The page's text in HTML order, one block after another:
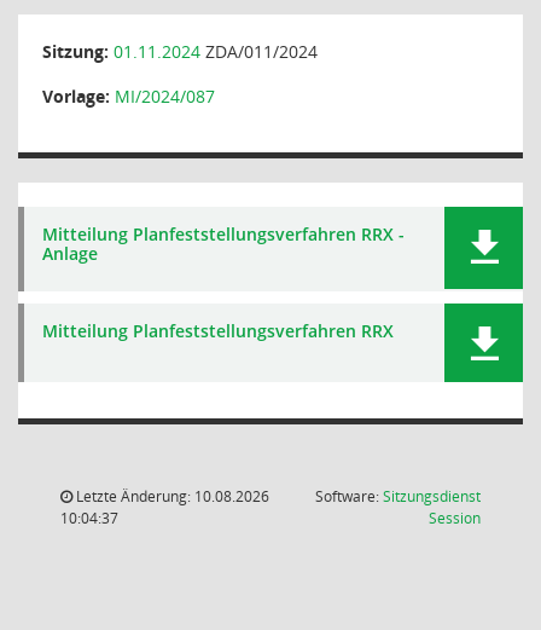
Sitzung: 01.11.2024 ZDA/011/2024
Vorlage: MI/2024/087
Mitteilung Planfeststellungsverfahren RRX -
Anlage
Mitteilung Planfeststellungsverfahren RRX
Letzte Änderung: 10.08.2026
10:04:37
Software:Sitzungsdienst
Session(Wird in